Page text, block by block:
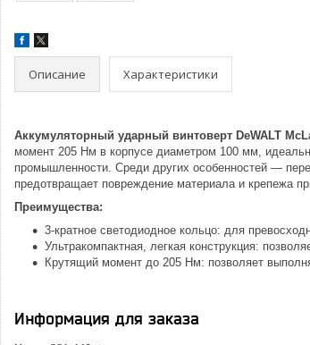
Описание Характеристики
Аккумуляторный ударный винтоверт DeWALT
момент 205 Нм в корпусе диаметром 100 мм,
промышленности. Среди других особенностей —
предотвращает повреждение материала и крепежа
Преимущества:
3-кратное светодиодное кольцо: для
Ультракомпактная, легкая конструкция:
Крутящий момент до 205 Нм: позволяет
Информация для заказа